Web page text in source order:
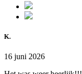
K.
16 juni 2026